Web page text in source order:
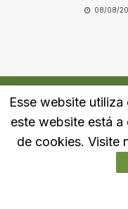
08/08/
Quem Somos Fale
Esse website
este website está
de cookies. Visite